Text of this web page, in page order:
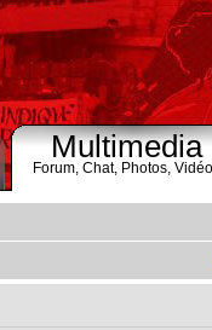
Multimedia
Forum, Chat, Photos,